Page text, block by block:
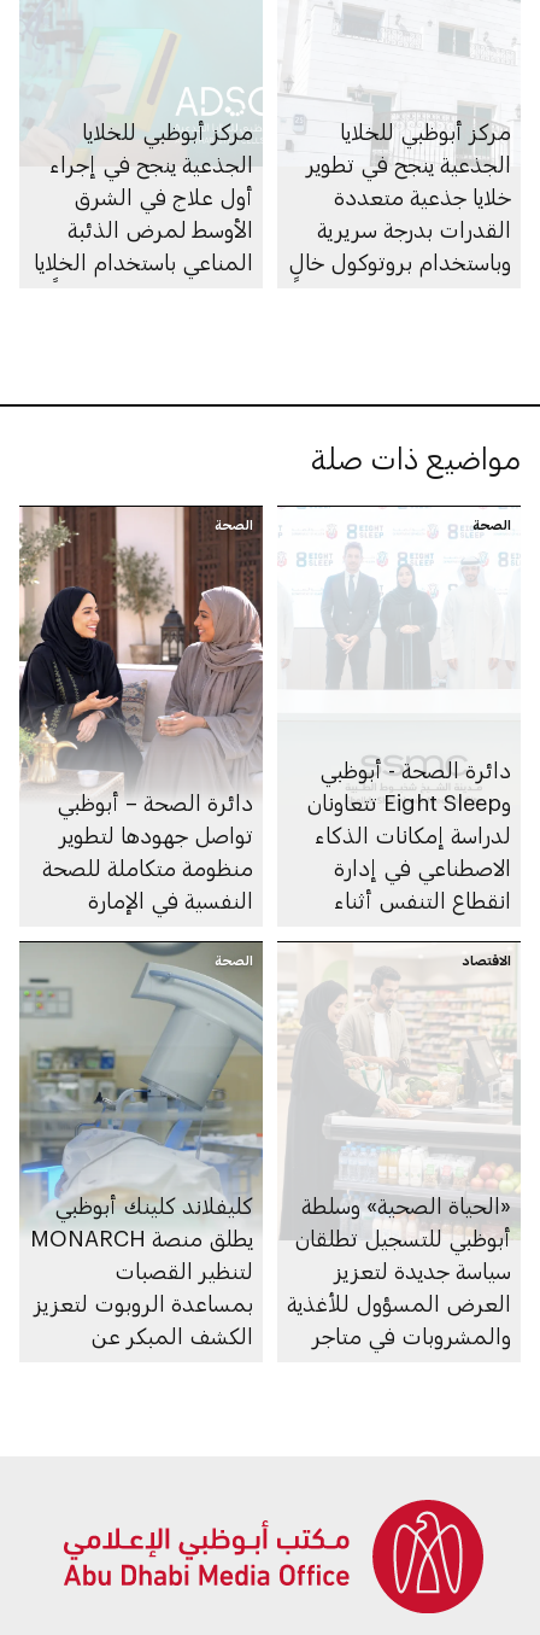
مركز أبوظبي للخلايا
الجذعية ينجح في تطوير
خلايا جذعية متعددة
القدرات بدرجة سريرية
وباستخدام بروتوكول خالٍ
مركز أبوظبي للخلايا
الجذعية ينجح في إجراء
أول علاج في الشرق
الأوسط لمرض الذئبة
المناعي باستخدام الخلايا
مواضيع ذات صلة
الصحة
دائرة الصحة - أبوظبي
وEight Sleep تتعاونان
لدراسة إمكانات الذكاء
الاصطناعي في إدارة
انقطاع التنفس أثناء
الصحة
دائرة الصحة – أبوظبي
تواصل جهودها لتطوير
منظومة متكاملة للصحة
النفسية في الإمارة
الاقتصاد
«الحياة الصحية» وسلطة
أبوظبي للتسجيل تطلقان
سياسة جديدة لتعزيز
العرض المسؤول للأغذية
والمشروبات في متاجر
الصحة
كليفلاند كلينك أبوظبي
يطلق منصة MONARCH
لتنظير القصبات
بمساعدة الروبوت لتعزيز
الكشف المبكر عن